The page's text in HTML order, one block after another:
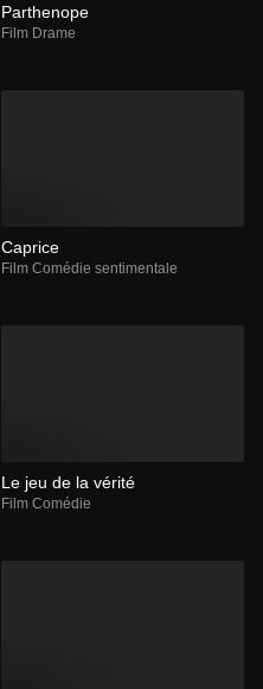
Parthenope
Film Drame
Caprice
Film Comédie sentimentale
Le jeu de la vérité
Film Comédie